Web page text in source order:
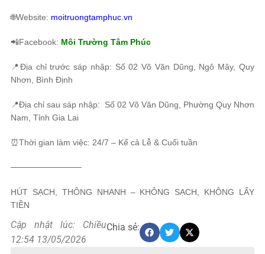
🌐Website: moitruongtamphuc.vn
📲Facebook: Môi Trường Tâm Phúc
📍Địa chỉ trước sáp nhập: Số 02 Võ Văn Dũng, Ngô Mây, Quy
Nhơn, Bình Định
📍Địa chỉ sau sáp nhập: Số 02 Võ Văn Dũng, Phường Quy Nhơn
Nam, Tỉnh Gia Lai
⏰Thời gian làm việc: 24/7 – Kể cả Lễ & Cuối tuần
────────────
HÚT SẠCH, THÔNG NHANH – KHÔNG SẠCH, KHÔNG LẤY
TIỀN
Cập nhật lúc: Chiều
12:54 13/05/2026
Chia sẻ: